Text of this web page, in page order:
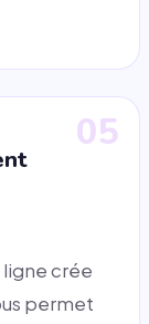
05
crée
permet